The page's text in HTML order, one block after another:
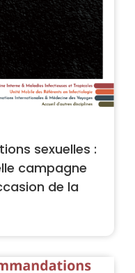
sexuelles :
campagne
de la